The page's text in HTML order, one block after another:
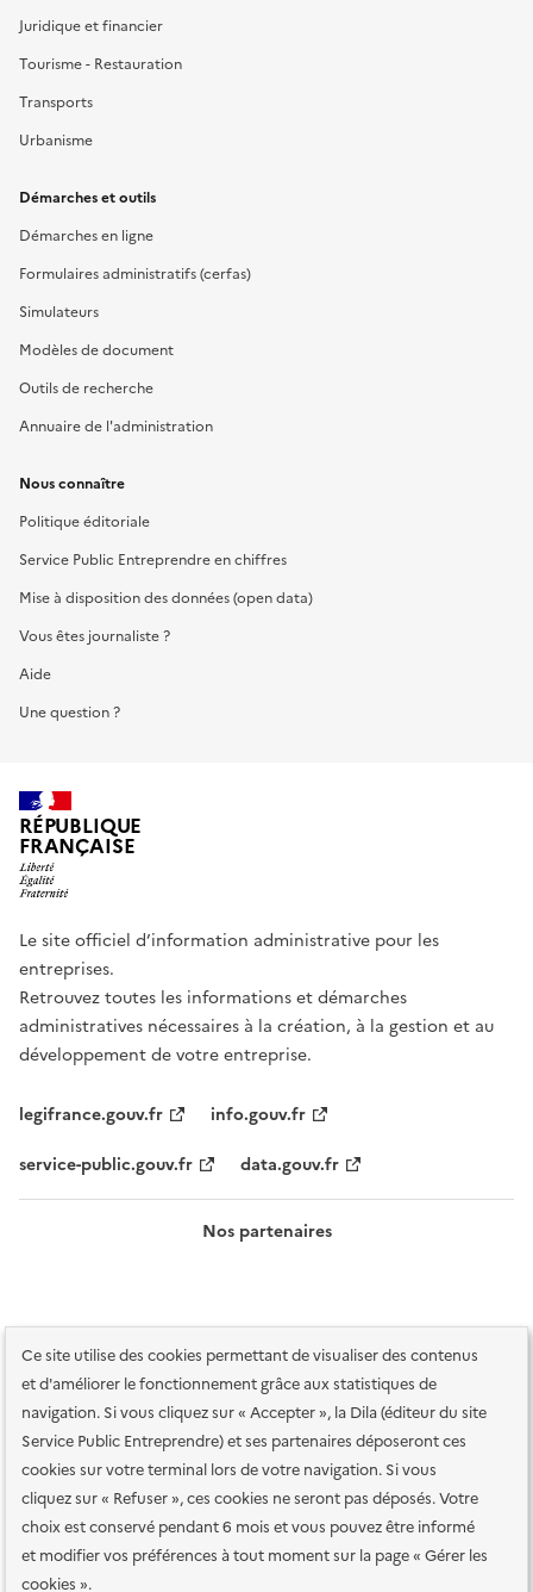
Ce site utilise des cookies permettant de visualiser des contenus
et d'améliorer le fonctionnement grâce aux statistiques de
navigation. Si vous cliquez sur « Accepter », la Dila (éditeur du site
Service Public Entreprendre) et ses partenaires déposeront ces
cookies sur votre terminal lors de votre navigation. Si vous
cliquez sur « Refuser », ces cookies ne seront pas déposés. Votre
choix est conservé pendant 6 mois et vous pouvez être informé
et modifier vos préférences à tout moment sur la page « Gérer les
cookies ».
Juridique et financier
Tourisme - Restauration
Transports
Urbanisme
Démarches et outils
Démarches en ligne
Formulaires administratifs (cerfas)
Simulateurs
Modèles de document
Outils de recherche
Annuaire de l'administration
Nous connaître
Politique éditoriale
Service Public Entreprendre en chiffres
Mise à disposition des données (open data)
Vous êtes journaliste ?
Aide
Une question ?
RÉPUBLIQUE
FRANÇAISE
Le site officiel d’information administrative pour les
entreprises.
Retrouvez toutes les informations et démarches
administratives nécessaires à la création, à la gestion et au
développement de votre entreprise.
legifrance.gouv.fr
info.gouv.fr
service-public.gouv.fr
data.gouv.fr
Nos partenaires
Plan du site Accessibilité : totalement conforme
Accessibilité des
services en ligne
Mentions légales Données personnelles et sécurité
Conditions générales d'utilisation
Gestion des cookies
Paramètres d'affichage